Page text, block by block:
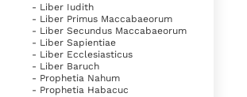
- Liber Iudith
- Liber Primus Maccabaeorum
- Liber Secundus Maccabaeorum
- Liber Sapientiae
- Liber Ecclesiasticus
- Liber Baruch
- Prophetia Nahum
- Prophetia Habacuc